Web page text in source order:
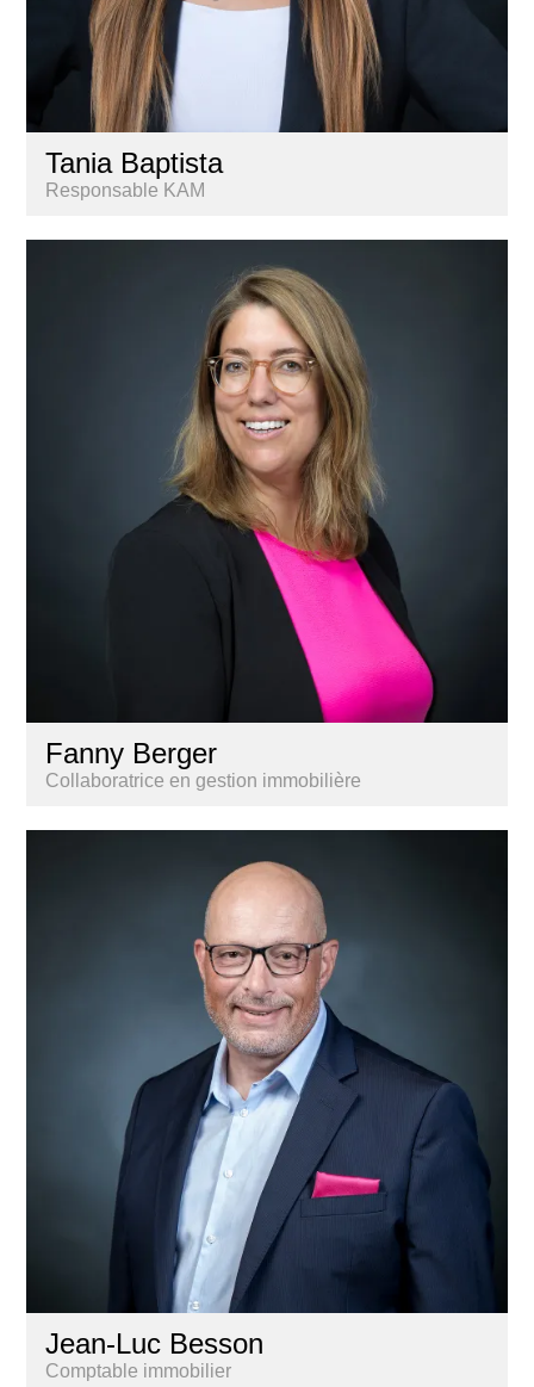
Tania Baptista
Responsable KAM
Fanny Berger
Collaboratrice en gestion immobilière
Jean-Luc Besson
Comptable immobilier